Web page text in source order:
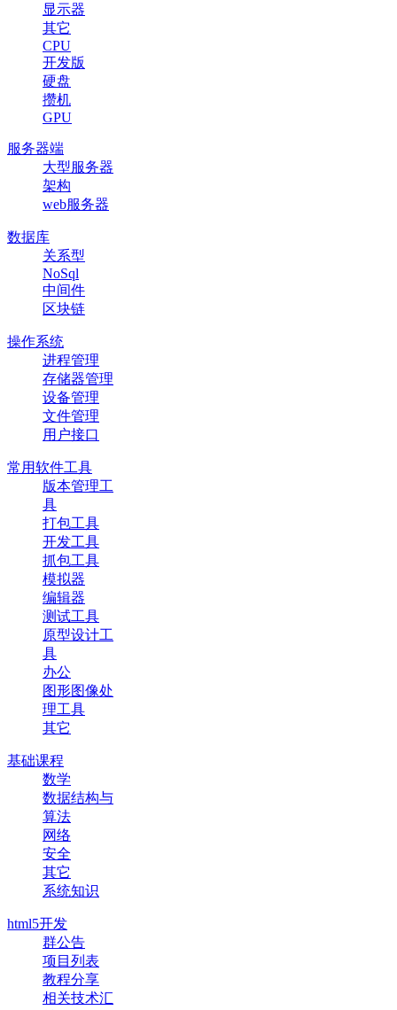
显示器
其它
CPU
开发版
硬盘
攒机
GPU
服务器端
大型服务器
架构
web服务器
数据库
关系型
NoSql
中间件
区块链
操作系统
进程管理
存储器管理
设备管理
文件管理
用户接口
常用软件工具
版本管理工
具
打包工具
开发工具
抓包工具
模拟器
编辑器
测试工具
原型设计工
具
办公
图形图像处
理工具
其它
基础课程
数学
数据结构与
算法
网络
安全
其它
系统知识
html5开发
群公告
项目列表
教程分享
相关技术汇